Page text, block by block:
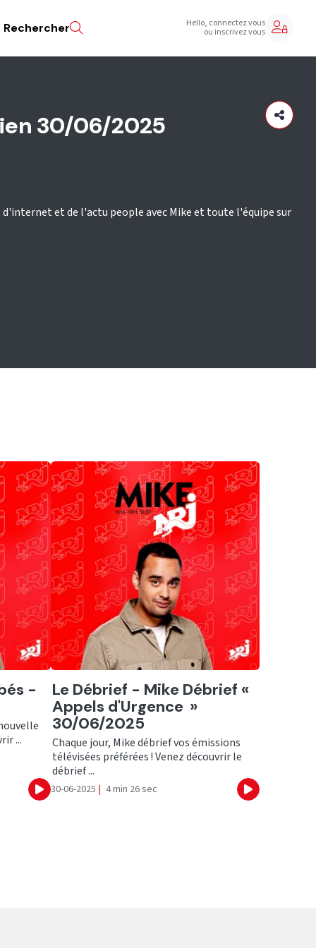
Rechercher Hello, connectez vous
ou inscrivez vous
30/06/2025
et de l'actu people avec Mike et toute l'équipe sur
-
...
Ecouter
Ecouter
Le Débrief - Mike Débrief «
Appels d'Urgence »
30/06/2025
Chaque jour, Mike débrief vos émissions
télévisées préférées ! Venez découvrir le
débrief ...
30-06-2025 | 4 min 26 sec Ecouter